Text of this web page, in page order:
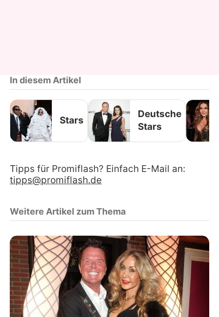
In diesem Artikel
Stars
Deutsche
Stars
Tipps für Promiflash? Einfach E-Mail an:
tipps@promiflash.de
Weitere Artikel zum Thema